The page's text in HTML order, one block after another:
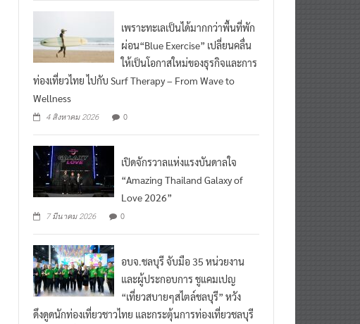
เพราะทะเลเป็นได้มากกว่าพื้นที่พัก
ผ่อน“Blue Exercise” เปลี่ยนคลื่น
ให้เป็นโอกาสใหม่ของธุรกิจและการ
ท่องเที่ยวไทย ไปกับ Surf Therapy – From Wave to
Wellness
4 สิงหาคม 2026 0
เปิดจักรวาลแห่งแรงบันดาลใจ
“Amazing Thailand Galaxy of
Love 2026”
7 มีนาคม 2026 0
อบจ.ชลบุรี จับมือ 35 หน่วยงาน
และผู้ประกอบการ ชูแคมเปญ
“เที่ยวสบายๆสไตล์ชลบุรี” หวัง
ดึงดูดนักท่องเที่ยวชาวไทย และกระตุ้นการท่องเที่ยวชลบุรี